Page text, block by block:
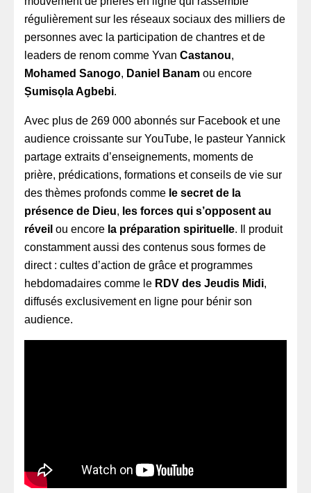
régulièrement sur les réseaux sociaux des milliers de
personnes avec la participation de chantres et de
leaders de renom comme Yvan Castanou,
Mohamed Sanogo, Daniel Banam ou encore
Ṣumisọla Agbebi.
Avec plus de 269 000 abonnés sur Facebook et une
audience croissante sur YouTube, le pasteur Yannick
partage extraits d’enseignements, moments de
prière, prédications, formations et conseils de vie sur
des thèmes profonds comme le secret de la
présence de Dieu, les forces qui s’opposent au
réveil ou encore la préparation spirituelle. Il produit
constamment aussi des contenus sous formes de
direct : cultes d’action de grâce et programmes
hebdomadaires comme le RDV des Jeudis Midi,
diffusés exclusivement en ligne pour bénir son
audience.